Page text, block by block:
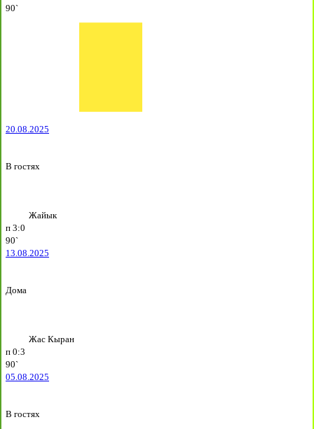
90`
20.08.2025
В гостях
Жайык
п 3:0
90`
13.08.2025
Дома
Жас Кыран
п 0:3
90`
05.08.2025
В гостях